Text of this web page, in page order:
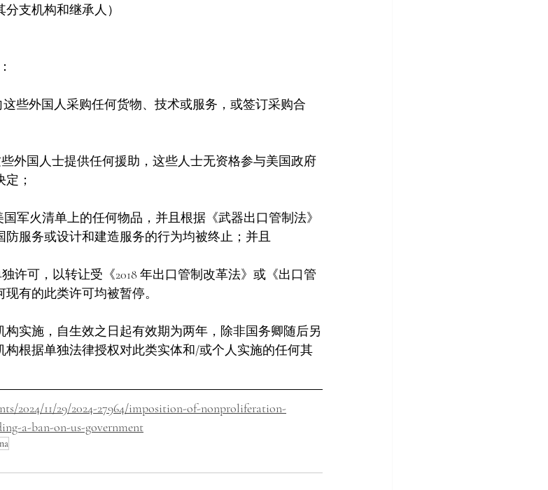
支机构和继承人）
些外国人采购任何货物、技术或服务，或签订采购合
外国人士提供任何援助，这些人士无资格参与美国政府
；
军火清单上的任何物品，并且根据《武器出口管制法》
服务或设计和建造服务的行为均被终止；并且
许可，以转让受《2018 年出口管制改革法》或《出口管
有的此类许可均被暂停。
实施，自生效之日起有效期为两年，除非国务卿随后另
根据单独法律授权对此类实体和/或个人实施的任何其
2024/11/29/2024-27964/imposition-of-nonproliferation-
a-ban-on-us-government